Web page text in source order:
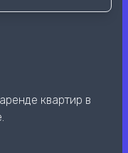
квартир в